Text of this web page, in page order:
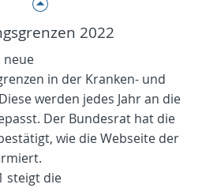
2022
neue
in der Kranken- und
werden jedes Jahr an die
Der Bundesrat hat die
wie die Webseite der
steigt die